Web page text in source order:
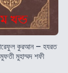
কুরআন – হযরত
মুহাম্মদ শফী